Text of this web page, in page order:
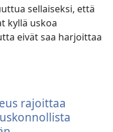
sellaiseksi, että
kyllä uskoa
eivät saa harjoittaa
rajoittaa